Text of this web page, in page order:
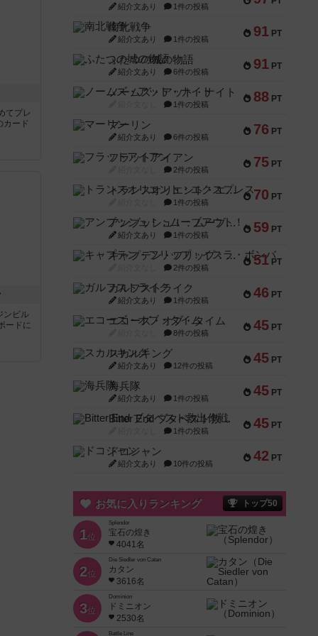
てプレ
カード
ンビル
ードに
紹介文あり 1件の投稿
91 PT
南北戦争
紹介文あり 1件の投稿
91 PT
ふたつの城の物語
紹介文あり 6件の投稿
88 PT
ノームズ・アット・ナイト
1件の投稿
76 PT
マーリン
紹介文あり 6件の投稿
75 PT
フラットアイアン
2件の投稿
70 PT
トランスオリエント・エクスプレス
1件の投稿
59 PT
アンブッシュ！：ムーブアウト！
紹介文あり 1件の投稿
51 PT
キャプテン・フリップ：イスラ・ボンバ
2件の投稿
46 PT
ガルフストライク
紹介文あり 1件の投稿
45 PT
エコーズ・オブ・タイム
8件の投稿
45 PT
スカルキング
紹介文あり 12件の投稿
45 PT
海兵隊
紹介文あり 1件の投稿
45 PT
Bitter End ブタペスト救出作戦
1件の投稿
42 PT
ドコジャン
紹介文あり 10件の投稿
お気に入りランキング トップ50
1位
Splendor
宝石の煌き
4041名
2位
Die Siedler von Catan
カタン
3616名
3位
Dominion
ドミニオン
2530名
Battle Line